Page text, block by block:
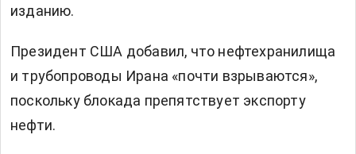
изданию.
Президент США добавил, что нефтехранилища
и трубопроводы Ирана «почти взрываются»,
поскольку блокада препятствует экспорту
нефти.